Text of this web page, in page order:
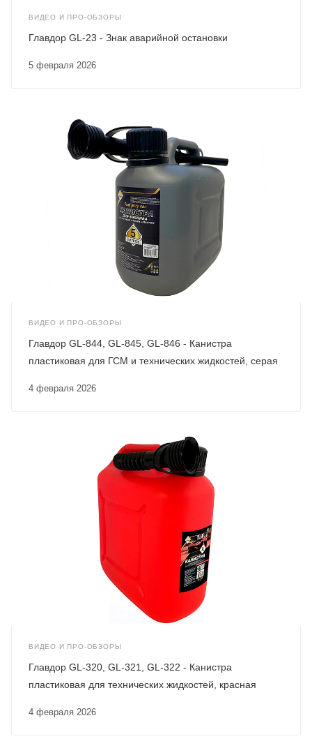
ВИДЕО И ПРО-ОБЗОРЫ
5 февраля 2026
Главдор GL-23 - Знак аварийной остановки
ВИДЕО И ПРО-ОБЗОРЫ
4 февраля 2026
Главдор GL-844, GL-845, GL-846 - Канистра
пластиковая для ГСМ и технических жидкостей, серая
ВИДЕО И ПРО-ОБЗОРЫ
4 февраля 2026
Главдор GL-320, GL-321, GL-322 - Канистра
пластиковая для технических жидкостей, красная